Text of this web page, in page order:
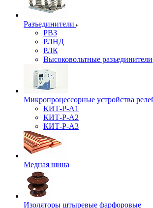
Разъединители
РВЗ
РЛНД
РЛК
Высоковольтные разъединители
Микропроцессорные устройства
КИТ-Р-А1
КИТ-Р-А2
КИТ-Р-А3
Медная шина
Изоляторы штыревые фарфоровые